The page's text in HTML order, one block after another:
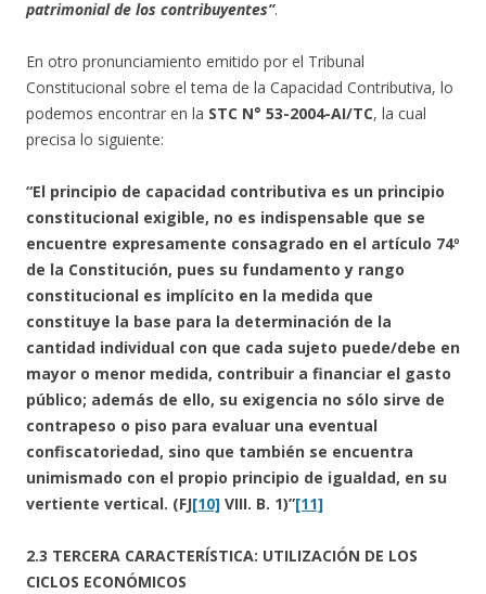
patrimonial de los contribuyentes”.
En otro pronunciamiento emitido por el Tribunal
Constitucional sobre el tema de la Capacidad Contributiva, lo
podemos encontrar en la STC N° 53-2004-AI/TC, la cual
precisa lo siguiente:
“El principio de capacidad contributiva es un principio
constitucional exigible, no es indispensable que se
encuentre expresamente consagrado en el artículo 74º
de la Constitución, pues su fundamento y rango
constitucional es implícito en la medida que
constituye la base para la determinación de la
cantidad individual con que cada sujeto puede/debe en
mayor o menor medida, contribuir a financiar el gasto
público; además de ello, su exigencia no sólo sirve de
contrapeso o piso para evaluar una eventual
confiscatoriedad, sino que también se encuentra
unimismado con el propio principio de igualdad, en su
vertiente vertical. (FJ[10] VIII. B. 1)”[11]
2.3 TERCERA CARACTERÍSTICA: UTILIZACIÓN DE LOS
CICLOS ECONÓMICOS